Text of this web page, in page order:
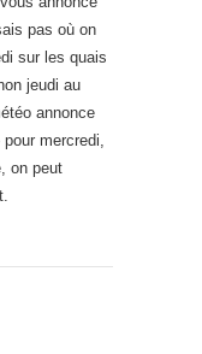
pas où on
sur les quais
jeudi au
annonce
mercredi,
on peut